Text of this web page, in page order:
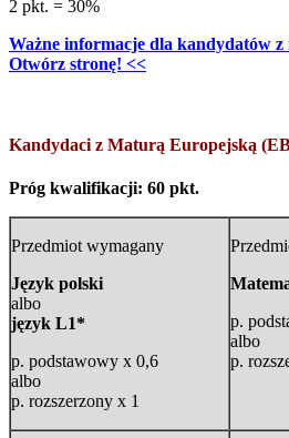
2 pkt. = 30%
Ważne informacje dla kandydatów
Otwórz stronę! <<
Kandydaci z Maturą Europejską
Próg kwalifikacji: 60 pkt.
Przedmiot wymagany
Język polski
albo
język L1*
p. podstawowy x 0,6
albo
p. rozszerzony x 1
p.
albo
p.